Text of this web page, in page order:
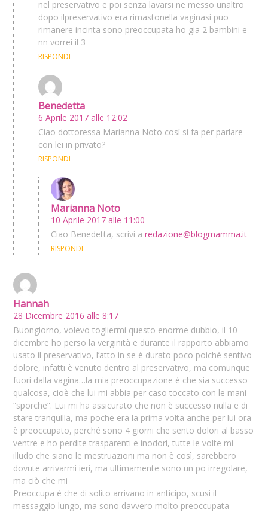
nel preservativo e poi senza lavarsi ne messo unaltro
dopo ilpreservativo era rimastonella vaginasi puo
rimanere incinta sono preoccupata ho gia 2 bambini e
nn vorrei il 3
RISPONDI
Benedetta
6 Aprile 2017 alle 12:02
Ciao dottoressa Marianna Noto così si fa per parlare
con lei in privato?
RISPONDI
Marianna Noto
10 Aprile 2017 alle 11:00
Ciao Benedetta, scrivi aredazione@blogmamma.it
RISPONDI
Hannah
28 Dicembre 2016 alle 8:17
Buongiorno, volevo togliermi questo enorme dubbio, il 10
dicembre ho perso la verginità e durante il rapporto abbiamo
usato il preservativo, l’atto in se è durato poco poiché sentivo
dolore, infatti è venuto dentro al preservativo, ma comunque
fuori dalla vagina…la mia preoccupazione é che sia successo
qualcosa, cioè che lui mi abbia per caso toccato con le mani
“sporche”. Lui mi ha assicurato che non è successo nulla e di
stare tranquilla, ma poche era la prima volta anche per lui ora
è preoccupato, perché sono 4 giorni che sento dolori al basso
ventre e ho perdite trasparenti e inodori, tutte le volte mi
illudo che siano le mestruazioni ma non è così, sarebbero
dovute arrivarmi ieri, ma ultimamente sono un po irregolare,
ma ciò che mi
Preoccupa è che di solito arrivano in anticipo, scusi il
messaggio lungo, ma sono davvero molto preoccupata